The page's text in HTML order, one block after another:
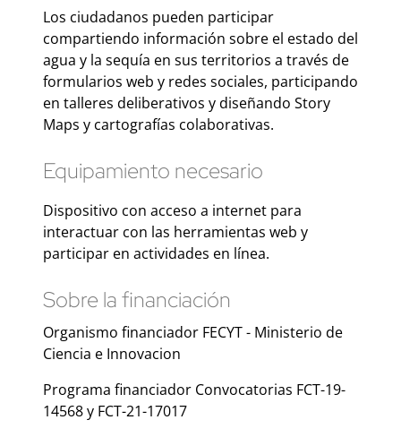
Los ciudadanos pueden participar
compartiendo información sobre el estado del
agua y la sequía en sus territorios a través de
formularios web y redes sociales, participando
en talleres deliberativos y diseñando Story
Maps y cartografías colaborativas.
Equipamiento necesario
Dispositivo con acceso a internet para
interactuar con las herramientas web y
participar en actividades en línea.
Sobre la financiación
Organismo financiador FECYT - Ministerio de
Ciencia e Innovacion
Programa financiador Convocatorias FCT-19-
14568 y FCT-21-17017